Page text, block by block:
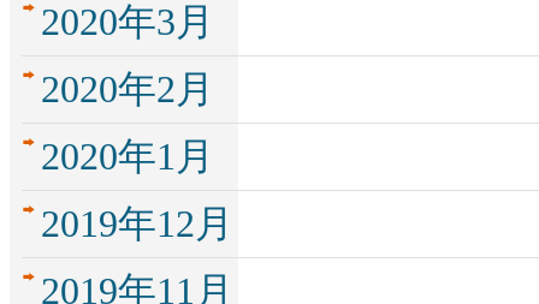
2020年3月
2020年2月
2020年1月
2019年12月
2019年11月